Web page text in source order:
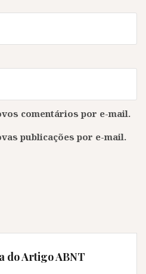
comentários por e-mail.
publicações por e-mail.
do Artigo ABNT